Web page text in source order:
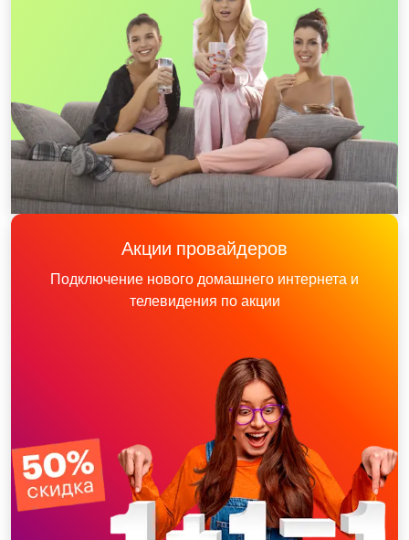
Акции провайдеров
Подключение нового домашнего интернета и
телевидения по акции